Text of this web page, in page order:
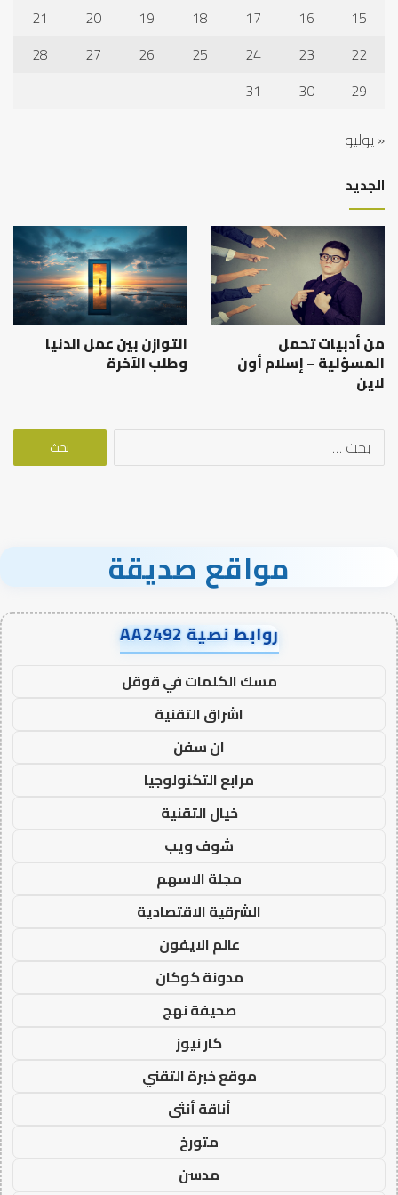
15
16
17
18
19
20
21
22
23
24
25
26
27
28
29
30
31
« يوليو
الجديد
من أدبيات تحمل
المسؤلية – إسلام أون
لاين
التوازن بين عمل الدنيا
وطلب الآخرة
البحث
مواقع صديقة
روابط نصية AA2492
مسك الكلمات في قوقل
اشراق التقنية
ان سفن
مرابع التكنولوجيا
خيال التقنية
شوف ويب
مجلة الاسهم
الشرقية الاقتصادية
عالم الايفون
مدونة كوكان
صحيفة نهج
كار نيوز
موقع خبرة التقني
أناقة أنثى
متورخ
مدسن